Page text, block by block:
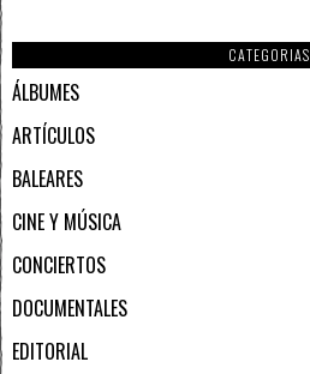
CATEGORIAS
ÁLBUMES
ARTÍCULOS
BALEARES
CINE Y MÚSICA
CONCIERTOS
DOCUMENTALES
EDITORIAL